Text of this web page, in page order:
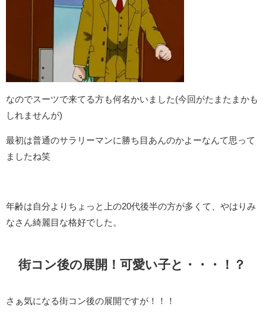
なのでスーツで来てる方も何名かいました(今回がたまたまかも
しれませんが)
最初は普通のサラリーマンに勝ち目あんのかよーなんて思って
ましたね笑
年齢は自分よりちょっと上の20代後半の方が多くて、やはりみ
なさん綺麗目な格好でした。
街コン後の展開！可愛い子と・・・！？
さぁ気になる街コン後の展開ですが！！！